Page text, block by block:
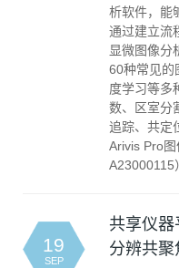
析软件，能
通过建立流
显微图像分
60种常见的
度学习等多
数、区室分
追踪、共定
Arivis Pro
A23000115
19
SEP
共享仪器
分辨共